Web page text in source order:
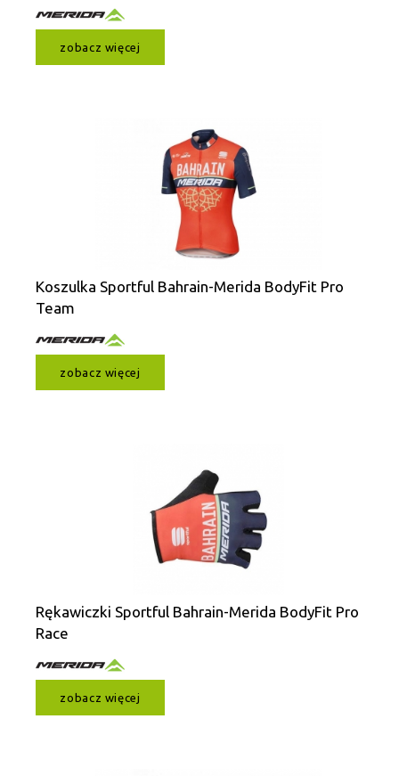
zobacz więcej
Koszulka Sportful Bahrain-Merida BodyFit Pro
Team
zobacz więcej
Rękawiczki Sportful Bahrain-Merida BodyFit Pro
Race
zobacz więcej